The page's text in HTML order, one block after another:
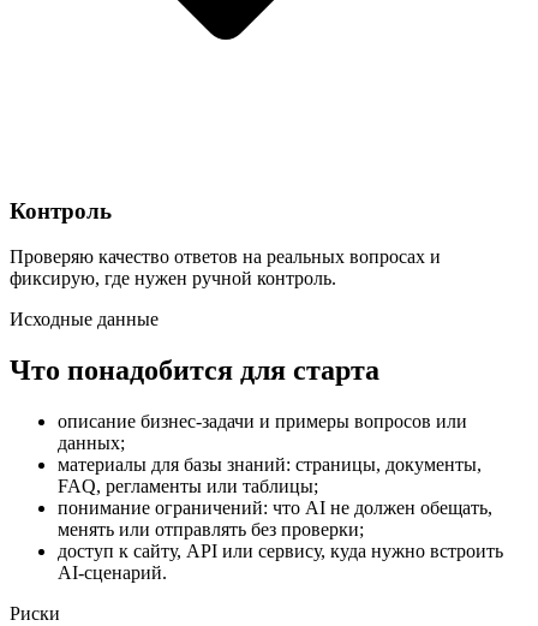
Контроль
Проверяю качество ответов на реальных вопросах и
фиксирую, где нужен ручной контроль.
Исходные данные
Что понадобится для старта
описание бизнес-задачи и примеры вопросов или
данных;
материалы для базы знаний: страницы, документы,
FAQ, регламенты или таблицы;
понимание ограничений: что AI не должен обещать,
менять или отправлять без проверки;
доступ к сайту, API или сервису, куда нужно встроить
AI-сценарий.
Риски